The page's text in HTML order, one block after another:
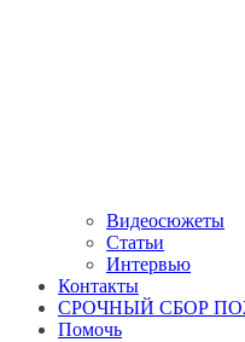
Видеосюжеты
Статьи
Интервью
Контакты
СРОЧНЫЙ СБОР
Помочь